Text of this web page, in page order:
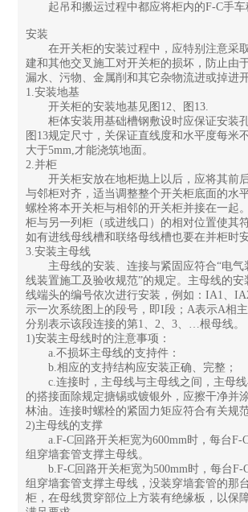
起吊和搬运过程中都应将柜内的F-C手车
安装
在开关柜的安装过程中，应特别注意采
建和其他交叉施工对开关柜的损坏，防止由
漏水、污物、金属削和其它杂物流进或掉进
1.安装地基
开关柜的安装地基见图12、图13.
柜体安装用基础槽钢敷设时应保证安装
图13规定尺寸，关保证直线度和水平度每米
大于5mm,才能浇筑地面。
2.并柜
开关柜安放在地柜抛上以后，应将其前
与邻柜对齐，适当调整整个开关柜底面的水
螺栓将本开关柜与相邻的开关柜并接在一起
柜与另一列柜（或进线口）的相对位置使其
如有进线母线槽和联络母线槽也要在并柜时安
3.安装主母线
主母线的安装、连接与紧固应符合“电
线装置施工及验收规范”的规定。主母线的
线端头的编号依次进行安装，例如：IA1、
示一次系统图上的段号，即I段；A表示A相主
分别表示该段连接的第1、2、3、…根母线。
1)安装主母线时的注意事项：
a.不损坏主母线的支持件：
b.相应的支持结构应安装正确、完整；
c.连接时，主母线与主母线之间，主母
的搭接面除规定搪锡或镀银外，应擦干净并
林油。连接时螺栓的紧固力矩应符合有关规
2)主母线的支撑
a.F-C回路开关柜宽为600mm时，每台F-
组穿墙套管支撑主母线。
b.F-C回路开关柜宽为500mm时，每台F-
组穿墙套管支撑主母线，没装穿墙套管的那
柜，在母线贯穿部位上方装有绝缘板，以保